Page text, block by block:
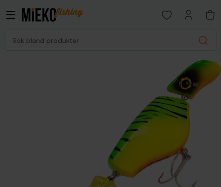
Search
Open favorites